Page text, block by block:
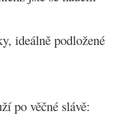
ideálně podložené
po věčné slávě: